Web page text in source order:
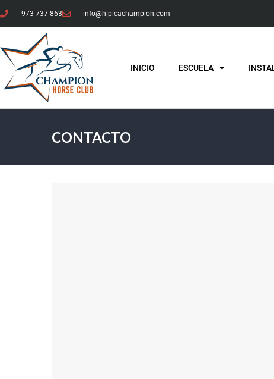
973 737 863 info@hipicachampion.com
INICIO ESCUELA
CONTACTO